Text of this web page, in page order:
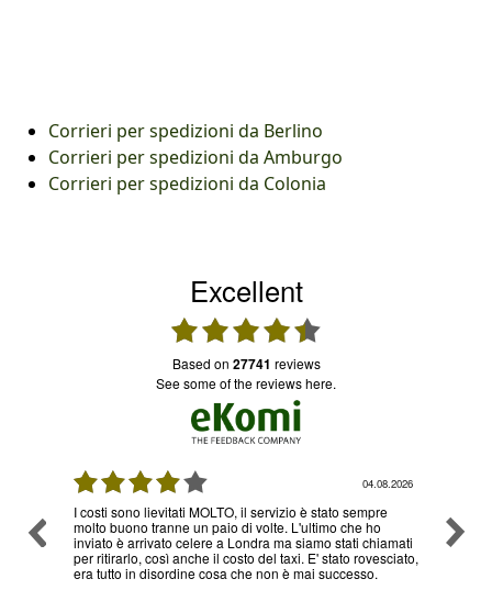
Corrieri per spedizioni da Berlino
Corrieri per spedizioni da Amburgo
Corrieri per spedizioni da Colonia
Excellent
based on 27741 reviews
see some of the reviews here.
04.08.2026
I costi sono lievitati MOLTO, il servizio è stato sempre
molto buono tranne un paio di volte. L'ultimo che ho
inviato è arrivato celere a Londra ma siamo stati chiamati
per ritirarlo, così anche il costo del taxi. E' stato rovesciato,
era tutto in disordine cosa che non è mai successo.